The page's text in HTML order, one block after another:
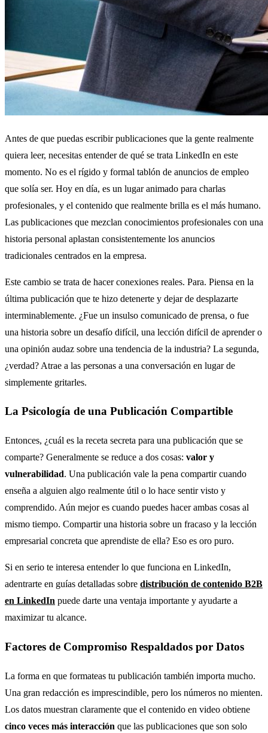
Antes de que puedas escribir publicaciones que la gente realmente
quiera leer, necesitas entender de qué se trata LinkedIn en este
momento. No es el rígido y formal tablón de anuncios de empleo
que solía ser. Hoy en día, es un lugar animado para charlas
profesionales, y el contenido que realmente brilla es el más humano.
Las publicaciones que mezclan conocimientos profesionales con una
historia personal aplastan consistentemente los anuncios
tradicionales centrados en la empresa.
Este cambio se trata de hacer conexiones reales. Para. Piensa en la
última publicación que te hizo detenerte y dejar de desplazarte
interminablemente. ¿Fue un insulso comunicado de prensa, o fue
una historia sobre un desafío difícil, una lección difícil de aprender o
una opinión audaz sobre una tendencia de la industria? La segunda,
¿verdad? Atrae a las personas a una conversación en lugar de
simplemente gritarles.
La Psicología de una Publicación Compartible
Entonces, ¿cuál es la receta secreta para una publicación que se
comparte? Generalmente se reduce a dos cosas: valor y
vulnerabilidad. Una publicación vale la pena compartir cuando
enseña a alguien algo realmente útil o lo hace sentir visto y
comprendido. Aún mejor es cuando puedes hacer ambas cosas al
mismo tiempo. Compartir una historia sobre un fracaso y la lección
empresarial concreta que aprendiste de ella? Eso es oro puro.
Si en serio te interesa entender lo que funciona en LinkedIn,
adentrarte en guías detalladas sobre distribución de contenido B2B
en LinkedIn puede darte una ventaja importante y ayudarte a
maximizar tu alcance.
Factores de Compromiso Respaldados por Datos
La forma en que formateas tu publicación también importa mucho.
Una gran redacción es imprescindible, pero los números no mienten.
Los datos muestran claramente que el contenido en video obtiene
cinco veces más interacción que las publicaciones que son solo